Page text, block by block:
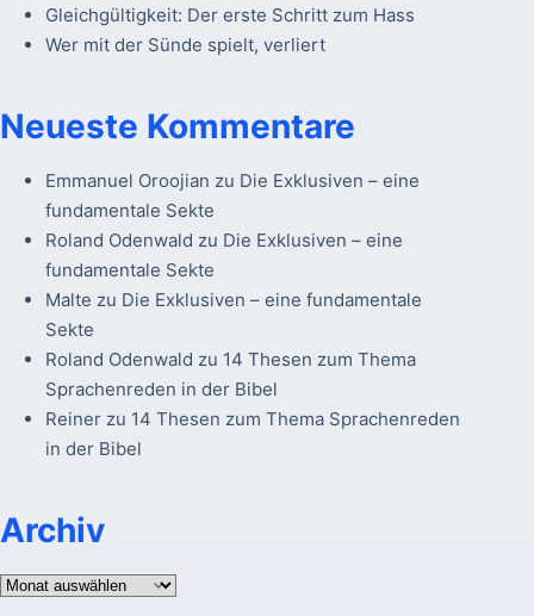
Gleichgültigkeit: Der erste Schritt zum Hass
Wer mit der Sünde spielt, verliert
Neueste Kommentare
Emmanuel Oroojian zu Die Exklusiven – eine
fundamentale Sekte
Roland Odenwald zu Die Exklusiven – eine
fundamentale Sekte
Malte zu Die Exklusiven – eine fundamentale
Sekte
Roland Odenwald zu 14 Thesen zum Thema
Sprachenreden in der Bibel
Reinerzu 14 Thesen zum Thema Sprachenreden
in der Bibel
Archiv
Archiv